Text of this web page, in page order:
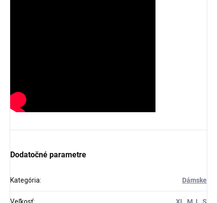
Dodatočné parametre
Kategória: Dámske